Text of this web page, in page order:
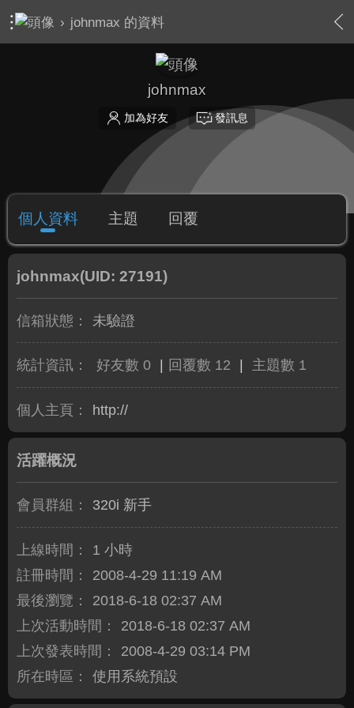
› johnmax 的資料
johnmax
加為好友 發訊息
個人資料 主題 回覆
johnmax(UID: 27191)
信箱狀態： 未驗證
統計資訊： 好友數 0 回覆數 12 主題數 1
個人主頁： http://
活躍概況
會員群組： 320i 新手
上線時間：
1 小時
註冊時間：
2008-4-29 11:19 AM
最後瀏覽：
2018-6-18 02:37 AM
上次活動時間：
2018-6-18 02:37 AM
上次發表時間：
2008-4-29 03:14 PM
所在時區：
使用系統預設